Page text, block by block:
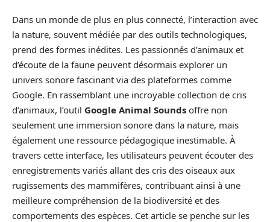
Dans un monde de plus en plus connecté, l’interaction avec
la nature, souvent médiée par des outils technologiques,
prend des formes inédites. Les passionnés d’animaux et
d’écoute de la faune peuvent désormais explorer un
univers sonore fascinant via des plateformes comme
Google. En rassemblant une incroyable collection de cris
d’animaux, l’outil Google Animal Sounds offre non
seulement une immersion sonore dans la nature, mais
également une ressource pédagogique inestimable. À
travers cette interface, les utilisateurs peuvent écouter des
enregistrements variés allant des cris des oiseaux aux
rugissements des mammifères, contribuant ainsi à une
meilleure compréhension de la biodiversité et des
comportements des espèces. Cet article se penche sur les